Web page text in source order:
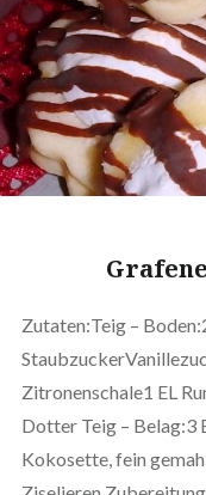
Zutaten:Teig –
Zitronenschale1 EL
Dotter Teig – Belag:3
Kokosette, fein